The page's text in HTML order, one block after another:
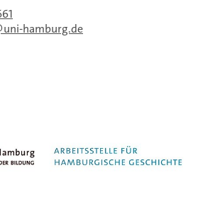
uni-hamburg.de